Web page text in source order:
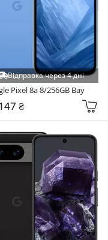
Відправка через 4 дні
Pixel 8a 8/256GB Bay
₴